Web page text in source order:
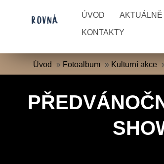
ÚVOD AKTUÁLNĚ
KONTAKTY
Úvod » Fotoalbum » Kulturní akce